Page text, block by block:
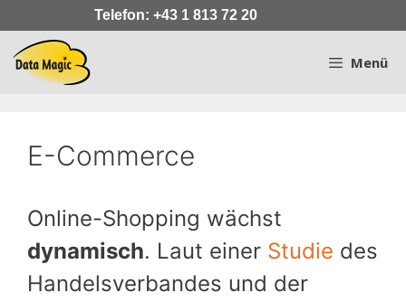
Inhalt
springen
Telefon: +43 1 813 72 20
Menü
E-Commerce
Online-Shopping wächst
dynamisch. Laut einer Studie des
Handelsverbandes und der